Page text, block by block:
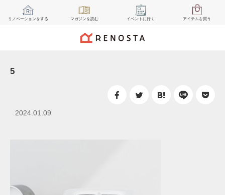
リノベーションをする マガジンを読む イベント に行く アイテムを買う
5
2024.01.09